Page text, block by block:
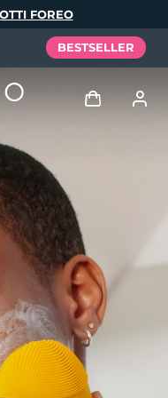
FOREO
BESTSELLER
Profilo utente
I miei dispositivi
I miei ordini
I miei indirizzi
abbonamenti
Español
Português
Русский
繁體中文